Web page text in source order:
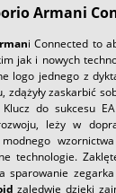
Armani
i Connected to
jak i nowych
logo jednego z
zdążyły zaskarbić
do sukcesu
leży w
modnego
technologie.
sparowanie
zaledwie dzięki